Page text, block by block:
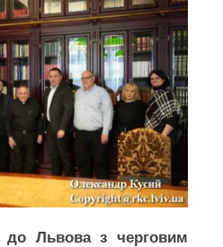
до Львова з черговим